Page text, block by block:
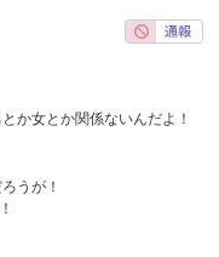
か女とか関係ないんだよ！
うが！